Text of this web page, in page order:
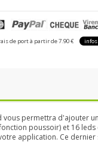
de port à partir de 7.90 € infos
vous permettra d'ajouter
poussoir) et 16 leds
application. Ce dernier